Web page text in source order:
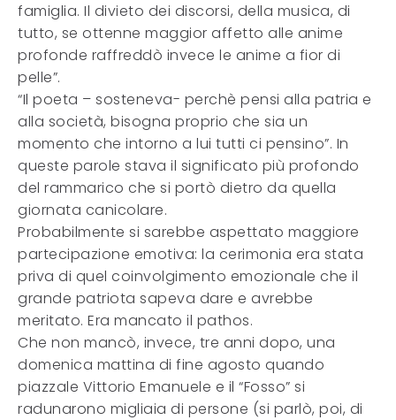
famiglia. Il divieto dei discorsi, della musica, di
tutto, se ottenne maggior affetto alle anime
profonde raffreddò invece le anime a fior di
pelle”.
“Il poeta – sosteneva- perchè pensi alla patria e
alla società, bisogna proprio che sia un
momento che intorno a lui tutti ci pensino”. In
queste parole stava il significato più profondo
del rammarico che si portò dietro da quella
giornata canicolare.
Probabilmente si sarebbe aspettato maggiore
partecipazione emotiva: la cerimonia era stata
priva di quel coinvolgimento emozionale che il
grande patriota sapeva dare e avrebbe
meritato. Era mancato il pathos.
Che non mancò, invece, tre anni dopo, una
domenica mattina di fine agosto quando
piazzale Vittorio Emanuele e il “Fosso” si
radunarono migliaia di persone (si parlò, poi, di